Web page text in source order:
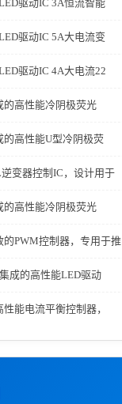
驱动IC 3A恒流智能
驱动IC 5A大电流变
驱动IC 4A大电流22
的高性能冷阴极荧光
的高性能U型冷阴极荧
变器控制IC，设计用于
的高性能冷阴极荧光
的PWM控制器，专用于推
成的高性能LED驱动
能电流平衡控制器，